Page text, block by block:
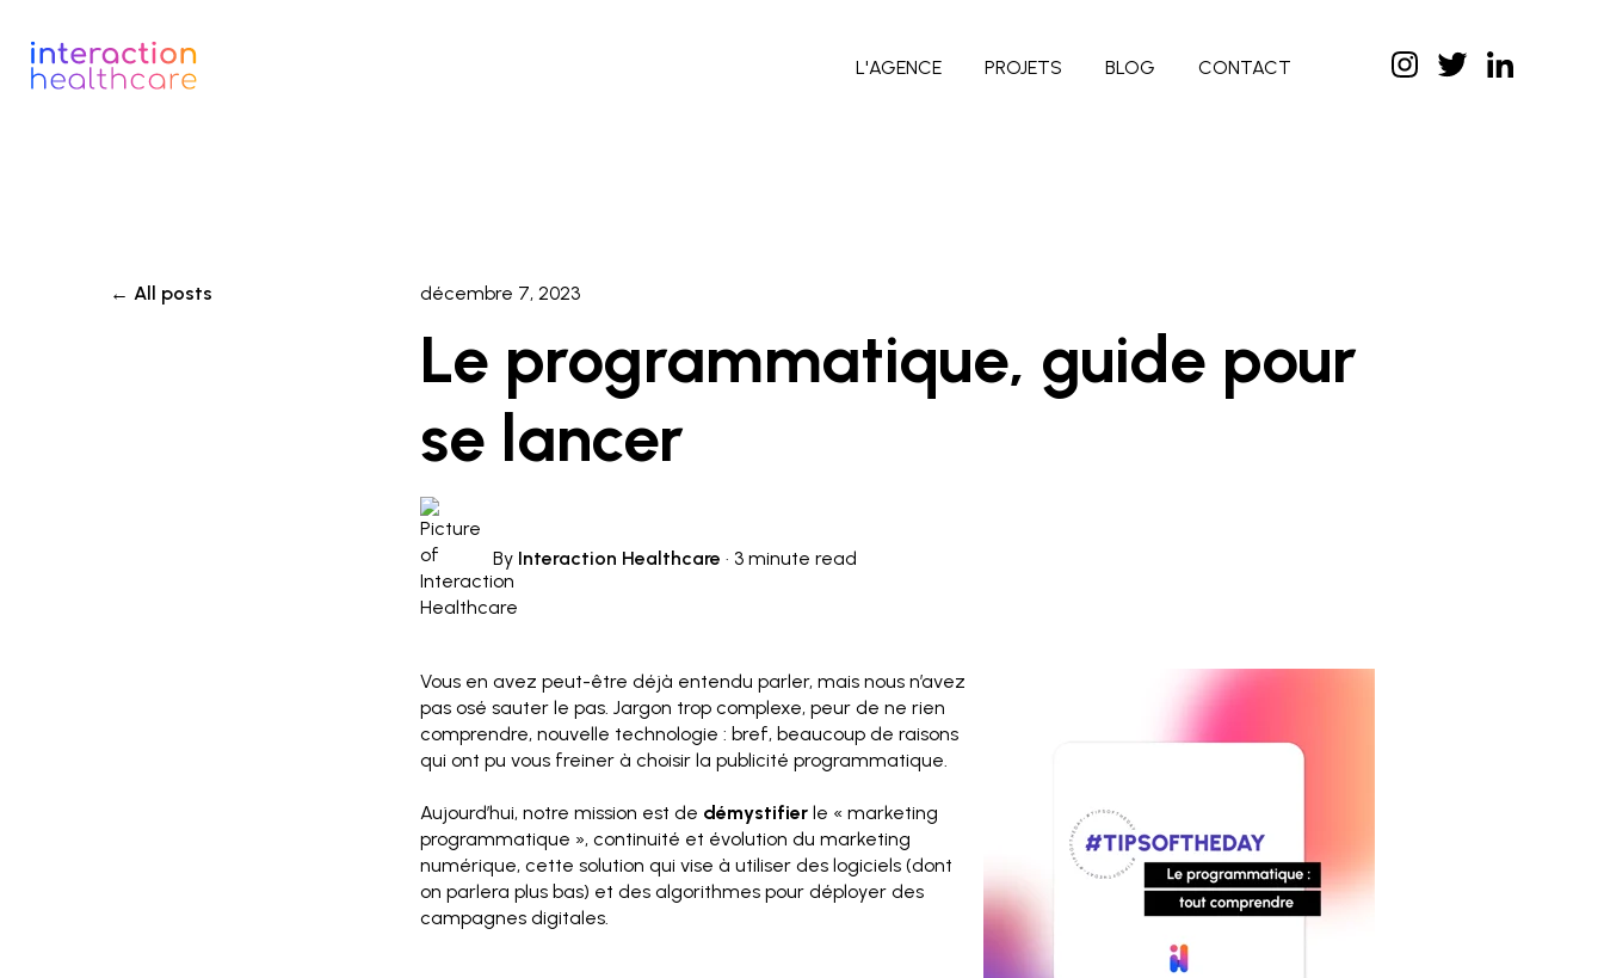
L'AGENCE PROJETS BLOG CONTACT
All posts décembre 7, 2023
Le programmatique, guide pour
se lancer
By Interaction Healthcare · 3 minute read
Vous en avez peut-être déjà entendu parler, mais nous n’avez
pas osé sauter le pas. Jargon trop complexe, peur de ne rien
comprendre, nouvelle technologie : bref, beaucoup de raisons
qui ont pu vous freiner à choisir la publicité programmatique.
Aujourd’hui, notre mission est de démystifier le « marketing
programmatique », continuité et évolution du marketing
numérique, cette solution qui vise à utiliser des logiciels (dont
on parlera plus bas) et des algorithmes pour déployer des
campagnes digitales.